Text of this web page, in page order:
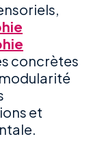
concrètes
et